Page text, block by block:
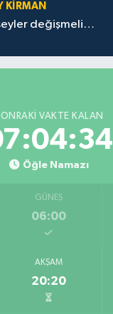
KİRMAN
şeyler değişmeli…
VAKTE KALAN
Öğle Namazı
GÜNEŞ
06:00
AKŞAM
20:20